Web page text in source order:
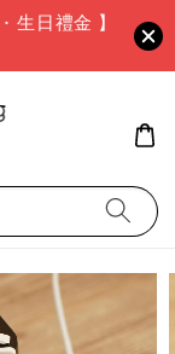
生日禮金 】